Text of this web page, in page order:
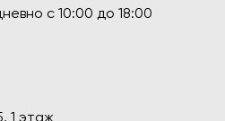
c 10:00 до 18:00